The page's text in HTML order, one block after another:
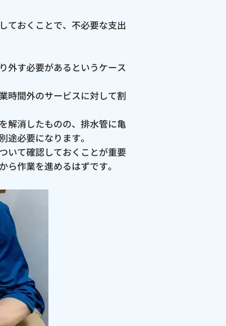
ておくことで、不必要な支出
外す必要があるというケース
時間外のサービスに対して割
解消したものの、排水管に亀
必要になります。
いて確認しておくことが重要
作業を進めるはずです。